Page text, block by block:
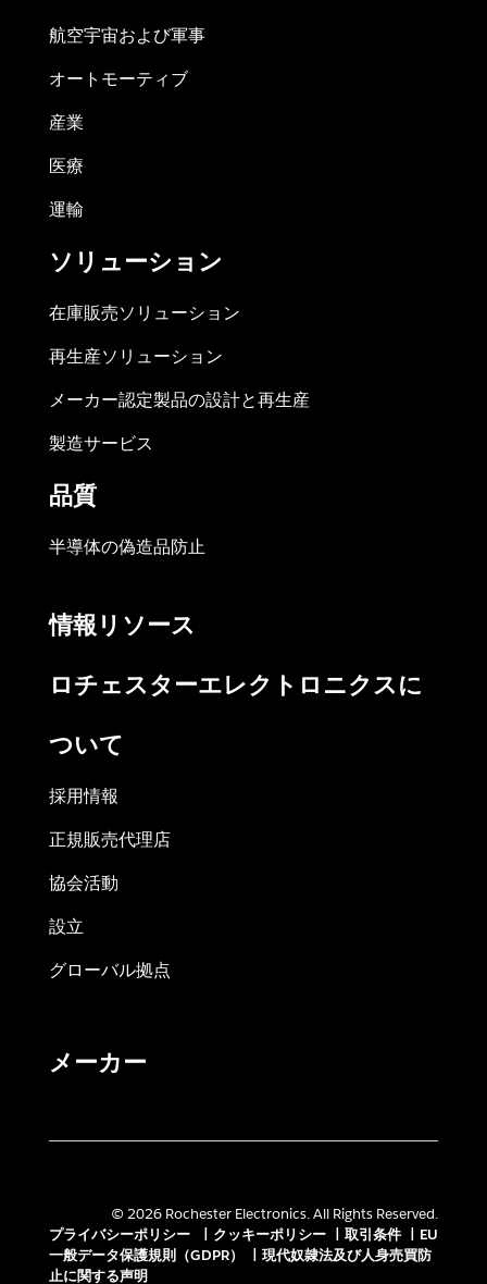
航空宇宙および軍事
オートモーティブ
産業
医療
運輸
ソリューション
在庫販売ソリューション
再生産ソリューション
メーカー認定製品の設計と再生産
製造サービス
品質
半導体の偽造品防止
情報リソース
ロチェスターエレクトロニクスに
ついて
採用情報
正規販売代理店
協会活動
設立
グローバル拠点
メーカー
© 2026 Rochester Electronics. All Rights Reserved.
プライバシーポリシー
クッキーポリシー 取引条件
EU
一般データ保護規則（GDPR）
現代奴隷法及び人身売買防
止に関する声明